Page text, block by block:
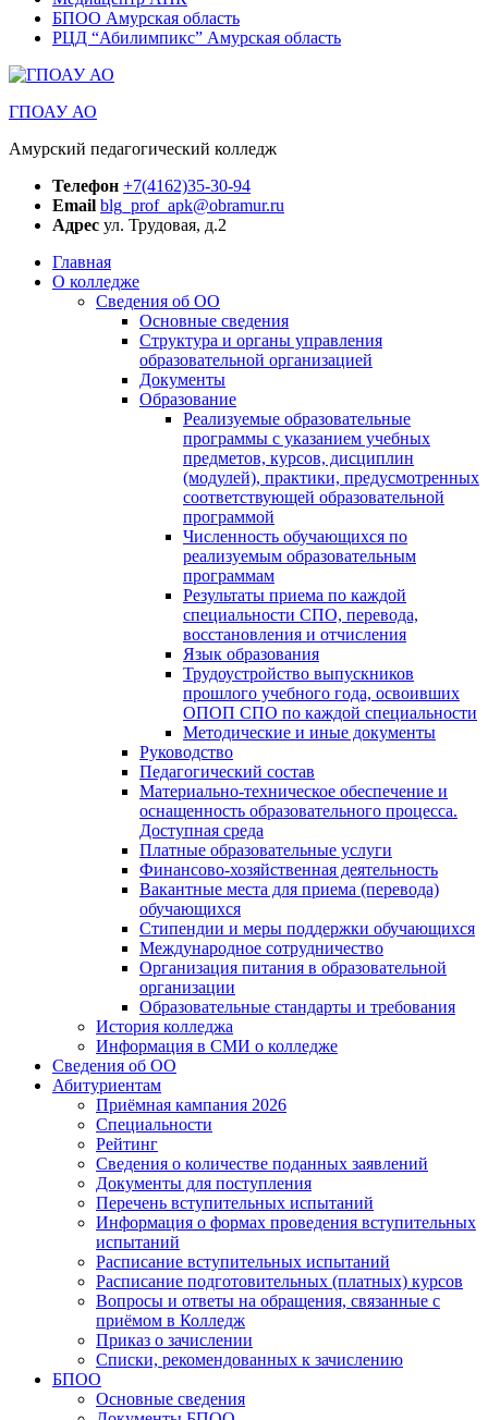
БПОО Амурская область
РЦД “Абилимпикс” Амурская область
ГПОАУ АО
Амурский педагогический колледж
Телефон +7(4162)35-30-94
Email blg_prof_apk@obramur.ru
Адрес ул. Трудовая, д.2
Главная
О колледже
Сведения об ОО
Основные сведения
Структура и органы управления
образовательной организацией
Документы
Образование
Реализуемые образовательные
программы с указанием учебных
предметов, курсов, дисциплин
(модулей), практики, предусмотренных
соответствующей образовательной
программой
Численность обучающихся по
реализуемым образовательным
программам
Результаты приема по каждой
специальности СПО, перевода,
восстановления и отчисления
Язык образования
Трудоустройство выпускников
прошлого учебного года, освоивших
ОПОП СПО по каждой специальности
Методические и иные документы
Руководство
Педагогический состав
Материально-техническое обеспечение и
оснащенность образовательного процесса.
Доступная среда
Платные образовательные услуги
Финансово-хозяйственная деятельность
Вакантные места для приема (перевода)
обучающихся
Стипендии и меры поддержки обучающихся
Международное сотрудничество
Организация питания в образовательной
организации
Образовательные стандарты и требования
История колледжа
Информация в СМИ о колледже
Сведения об ОО
Абитуриентам
Приёмная кампания 2026
Специальности
Рейтинг
Сведения о количестве поданных заявлений
Документы для поступления
Перечень вступительных испытаний
Информация о формах проведения вступительных
испытаний
Расписание вступительных испытаний
Расписание подготовительных (платных) курсов
Вопросы и ответы на обращения, связанные с
приёмом в Колледж
Приказ о зачислении
Списки, рекомендованных к зачислению
БПОО
Основные сведения